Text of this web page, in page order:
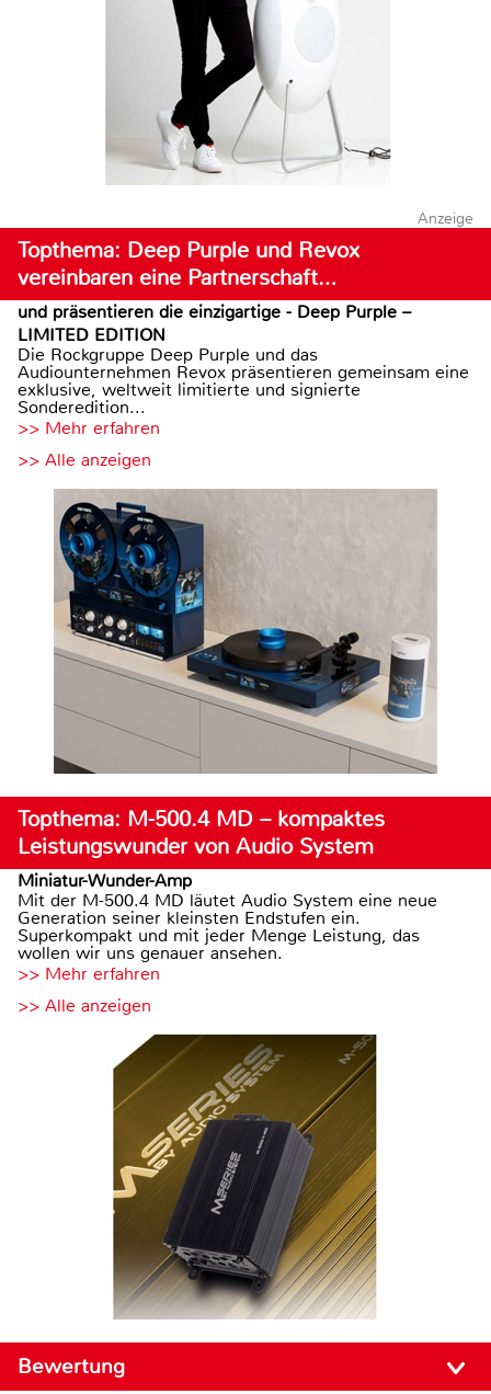
Anzeige
Topthema: Deep Purple und Revox
vereinbaren eine Partnerschaft…
und präsentieren die einzigartige - Deep Purple –
LIMITED EDITION
Die Rockgruppe Deep Purple und das
Audiounternehmen Revox präsentieren gemeinsam eine
exklusive, weltweit limitierte und signierte
Sonderedition...
>> Mehr erfahren
>> Alle anzeigen
Topthema: M-500.4 MD – kompaktes
Leistungswunder von Audio System
Miniatur-Wunder-Amp
Mit der M-500.4 MD läutet Audio System eine neue
Generation seiner kleinsten Endstufen ein.
Superkompakt und mit jeder Menge Leistung, das
wollen wir uns genauer ansehen.
>> Mehr erfahren
>> Alle anzeigen
Bewertung